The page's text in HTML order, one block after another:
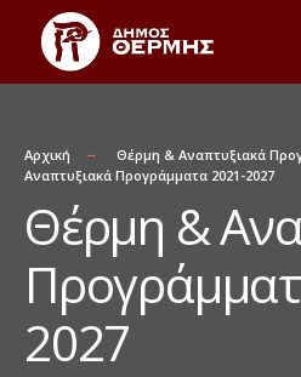
Αρχική Θέρμη & Αναπτυξιακά
Αναπτυξιακά Προγράμματα 2021-2027
Θέρμη &
2027